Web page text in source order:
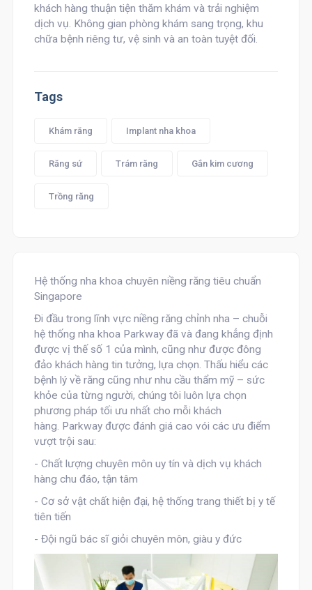
khách hàng thuận tiện thăm khám và trải nghiệm
dịch vụ. Không gian phòng khám sang trọng, khu
chữa bệnh riêng tư, vệ sinh và an toàn tuyệt đối.
Tags
Khám răng Implant nha khoa
Răng sứ Trám răng Gắn kim cương
Trồng răng
Hệ thống nha khoa chuyên niềng răng tiêu chuẩn
Singapore
Đi đầu trong lĩnh vực niềng răng chỉnh nha – chuỗi
hệ thống nha khoa Parkwayđã và đang khẳng định
được vị thế số 1 của mình, cũng như được đông
đảo khách hàng tin tưởng, lựa chọn. Thấu hiểu các
bệnh lý về răng cũng như nhu cầu thẩm mỹ – sức
khỏe của từng người, chúng tôi luôn lựa chọn
phương pháp tối ưu nhất cho mỗi khách
hàng. Parkway được đánh giá cao vói các ưu điểm
vượt trội sau:
- Chất lượng chuyên môn uy tín và dịch vụ khách
hàng chu đáo, tận tâm
- Cơ sở vật chất hiện đại, hệ thống trang thiết bị y tế
tiên tiến
- Đội ngũ bác sĩ giỏi chuyên môn, giàu y đức